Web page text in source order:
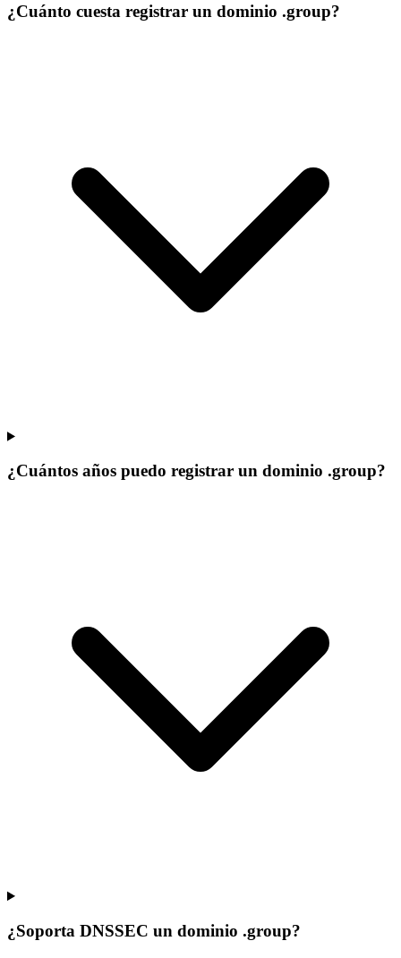
¿Cuánto cuesta registrar un dominio .group?
¿Cuántos años puedo registrar un dominio .group?
¿Soporta DNSSEC un dominio .group?